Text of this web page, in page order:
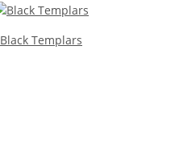
Black Templars